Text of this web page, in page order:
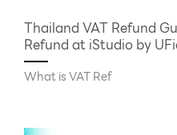
Thailand VAT Refund
Refund at iStudio by
What is VAT Ref